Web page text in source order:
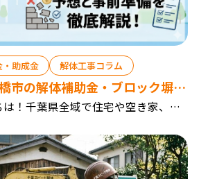
・助成金 解体工事コラム
市の解体補助金・ブロック塀撤
予想と事前準備を徹底解説！
！千葉県全域で住宅や空き家、プ
関する記事に引き続き、今回は「船
補助金について解説していきます...